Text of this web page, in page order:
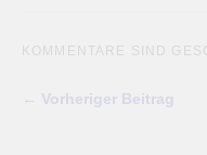
KOMMENTARE SIND
← Vorheriger Beitrag